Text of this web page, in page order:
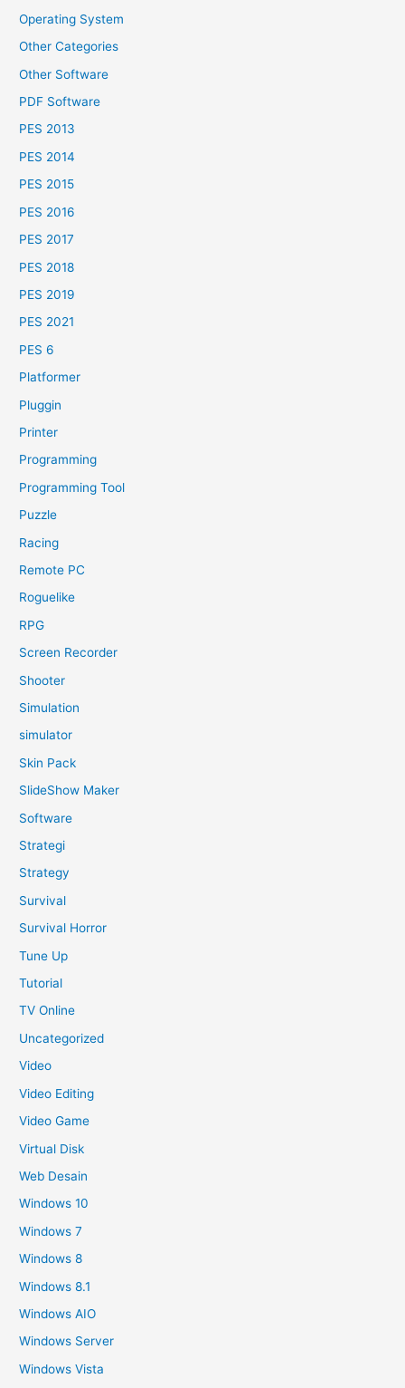
Operating System
Other Categories
Other Software
PDF Software
PES 2013
PES 2014
PES 2015
PES 2016
PES 2017
PES 2018
PES 2019
PES 2021
PES 6
Platformer
Pluggin
Printer
Programming
Programming Tool
Puzzle
Racing
Remote PC
Roguelike
RPG
Screen Recorder
Shooter
Simulation
simulator
Skin Pack
SlideShow Maker
Software
Strategi
Strategy
Survival
Survival Horror
Tune Up
Tutorial
TV Online
Uncategorized
Video
Video Editing
Video Game
Virtual Disk
Web Desain
Windows 10
Windows 7
Windows 8
Windows 8.1
Windows AIO
Windows Server
Windows Vista